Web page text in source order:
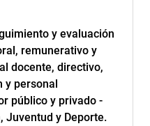
y evaluación
remunerativo y
docente, directivo,
y personal
público y privado -
Juventud y Deporte.